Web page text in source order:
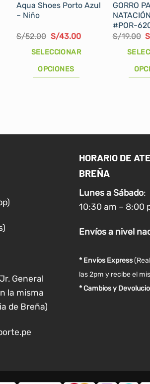
Aqua Shoes Porto Azul
– Niño
S/52.00 El
precio
original
S/52.00.
S/43.00El
actual
SELECCIONAR
OPCIONES
variantes.
GORRO
#POR-
S/19.00
variantes.
opciones
elegir
en
página
producto
Jr. General
la misma
de Breña)
HORARIO DE
BREÑA
Lunes a Sábado:
10:30 am – 8:00
Envíosa nivel
* Envíos Express
las 2pm y recibe el
* Cambios y